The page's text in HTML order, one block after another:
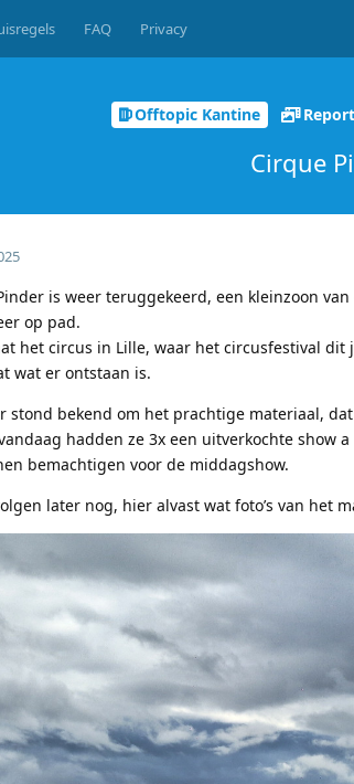
FAQ Privacy
Offtopic Kantine
Cirque
is weer teruggekeerd, een kleinzoon
op pad.
het circus in Lille, waar het circusfestival
wat er ontstaan is.
stond bekend om het prachtige materiaal,
hadden ze 3x een uitverkochte show
bemachtigen voor de middagshow.
later nog, hier alvast wat foto’s van het